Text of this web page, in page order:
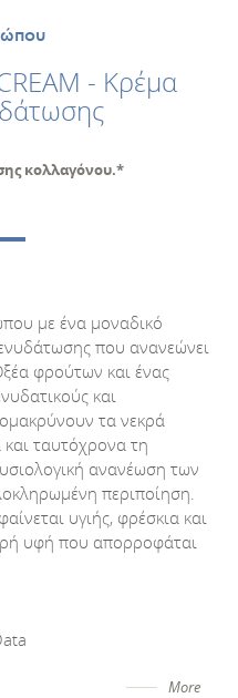
- Κρέμα
κολλαγόνου.*
με ένα μοναδικό
που ανανεώνει
φρούτων και ένας
και
τα νεκρά
ταυτόχρονα τη
ανανέωση των
περιποίηση.
υγιής, φρέσκια και
υφή που απορροφάται
More